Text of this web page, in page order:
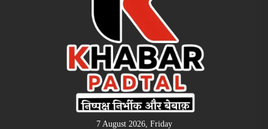
7 August 2026, Friday